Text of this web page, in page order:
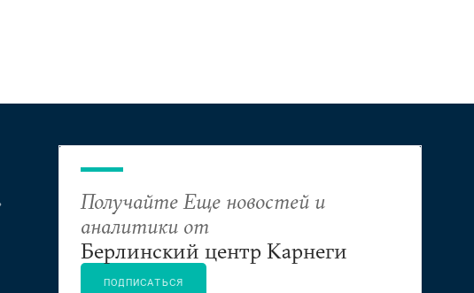
Получайте Еще новостей и
аналитики от
Берлинский центр Карнеги
ПОДПИСАТЬСЯ